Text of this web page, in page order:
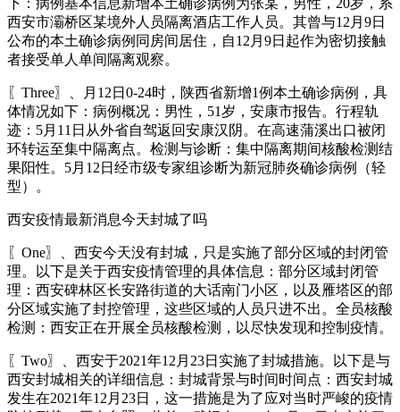
西安市灞桥区某境外人员隔离酒店工作人员。其曾与12月9日
公布的本土确诊病例同房间居住，自12月9日起作为密切接触
者接受单人单间隔离观察。
〖Three〗、月12日0-24时，陕西省新增1例本土确诊病例，具
体情况如下：病例概况：男性，51岁，安康市报告。行程轨
迹：5月11日从外省自驾返回安康汉阴。在高速蒲溪出口被闭
环转运至集中隔离点。检测与诊断：集中隔离期间核酸检测结
果阳性。5月12日经市级专家组诊断为新冠肺炎确诊病例（轻
型）。
西安疫情最新消息今天封城了吗
〖One〗、西安今天没有封城，只是实施了部分区域的封闭管
理。以下是关于西安疫情管理的具体信息：部分区域封闭管
理：西安碑林区长安路街道的大话南门小区，以及雁塔区的部
分区域实施了封控管理，这些区域的人员只进不出。全员核酸
检测：西安正在开展全员核酸检测，以尽快发现和控制疫情。
〖Two〗、西安于2021年12月23日实施了封城措施。以下是与
西安封城相关的详细信息：封城背景与时间时间点：西安封城
发生在2021年12月23日，这一措施是为了应对当时严峻的疫情